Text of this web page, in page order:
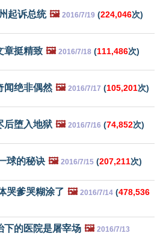
起诉总统 🖼️ 2016/7/19 (224,046次)
章挺精致 🖼️ 2016/7/18 (111,486次)
闻绝非偶然 🖼️ 2016/7/17 (105,201次)
后堕入地狱 🖼️ 2016/7/16 (74,852次)
球的秘诀 🖼️ 2016/7/15 (207,211次)
哭爹哭糊涂了 🖼️ 2016/7/14 (478,536
下的医院是屠宰场 🖼️ 2016/7/13